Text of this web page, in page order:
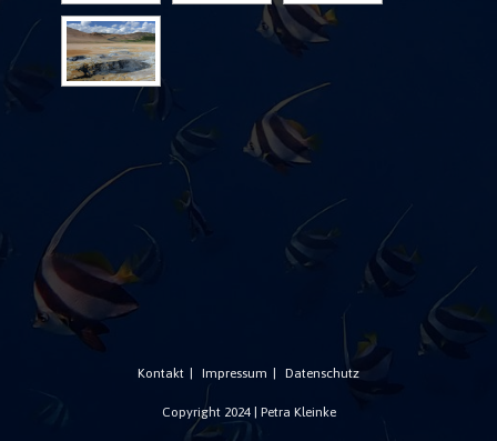
Kontakt Impressum Datenschutz
Copyright 2024 | Petra Kleinke